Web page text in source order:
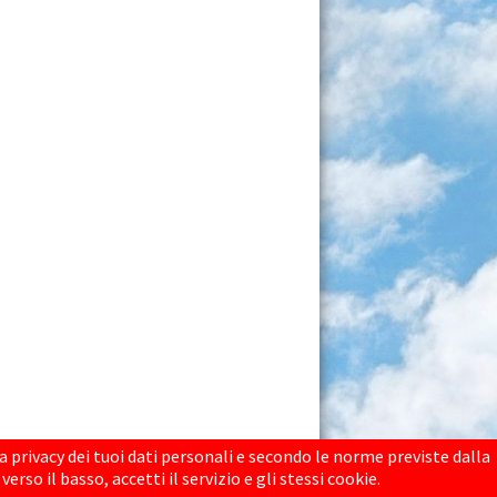
dei tuoi dati personali e secondo le norme previste dalla
il basso, accetti il servizio e gli stessi cookie.
- P.IVA 02485510305